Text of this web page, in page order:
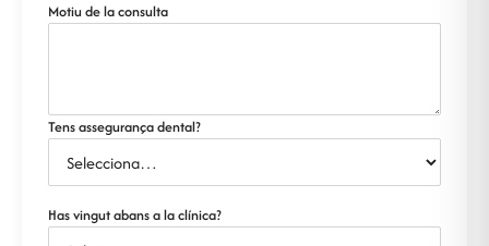
Motiu de la consulta
Tens assegurança dental?
Has vingut abans a la clínica?